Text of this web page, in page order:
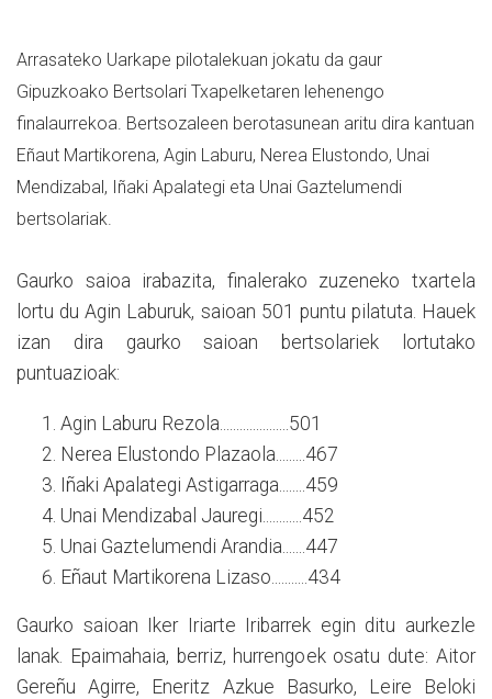
Arrasateko Uarkape pilotalekuan jokatu da gaur
Gipuzkoako Bertsolari Txapelketaren lehenengo
finalaurrekoa. Bertsozaleen berotasunean aritu dira kantuan
Eñaut Martikorena, Agin Laburu, Nerea Elustondo, Unai
Mendizabal, Iñaki Apalategi eta Unai Gaztelumendi
bertsolariak.
Gaurko saioa irabazita, finalerako zuzeneko txartela
lortu du Agin Laburuk, saioan 501 puntu pilatuta. Hauek
izan dira gaurko saioan bertsolariek lortutako
puntuazioak:
Agin Laburu Rezola.....................501
Nerea Elustondo Plazaola.........467
Iñaki Apalategi Astigarraga........459
Unai Mendizabal Jauregi............452
Unai Gaztelumendi Arandia.......447
Eñaut Martikorena Lizaso...........434
Gaurko saioan Iker Iriarte Iribarrek egin ditu aurkezle
lanak. Epaimahaia, berriz, hurrengoek osatu dute: Aitor
Gereñu Agirre, Eneritz Azkue Basurko, Leire Beloki